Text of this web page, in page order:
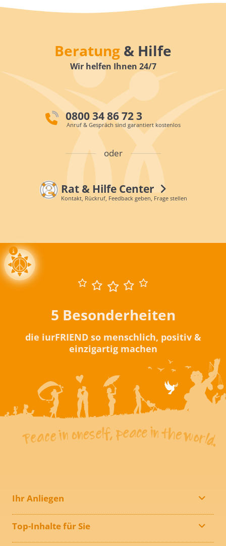
Beratung & Hilfe
Wir helfen Ihnen 24/7
0800 34 86 72 3
Anruf & Gespräch sind garantiert kostenlos
oder
Rat & Hilfe Center
Kontakt, Rückruf, Feedback geben, Frage stellen
5 Besonderheiten
die iurFRIEND so menschlich, positiv &
einzigartig machen
Ihr Anliegen
Top-Inhalte für Sie